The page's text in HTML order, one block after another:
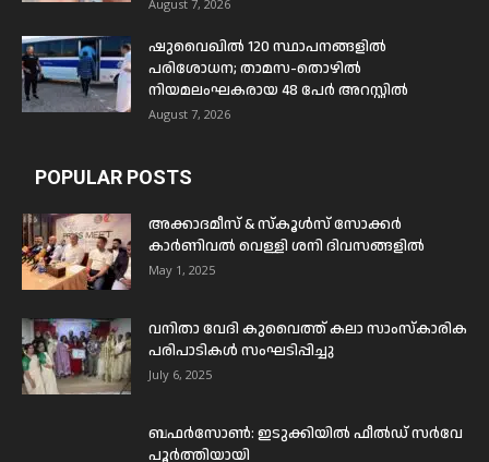
August 7, 2026
ഷുവൈഖിൽ 120 സ്ഥാപനങ്ങളിൽ
പരിശോധന; താമസ-തൊഴിൽ
നിയമലംഘകരായ 48 പേർ അറസ്റ്റിൽ
August 7, 2026
POPULAR POSTS
അക്കാദമീസ് & സ്കൂൾസ് സോക്കർ
കാർണിവൽ വെള്ളി ശനി ദിവസങ്ങളിൽ
May 1, 2025
വനിതാ വേദി കുവൈത്ത് കലാ സാംസ്കാരിക
പരിപാടികൾ സംഘടിപ്പിച്ചു
July 6, 2025
ബഫര്‍സോണ്‍: ഇടുക്കിയില്‍ ഫീല്‍ഡ് സര്‍വേ
പൂര്‍ത്തിയായി